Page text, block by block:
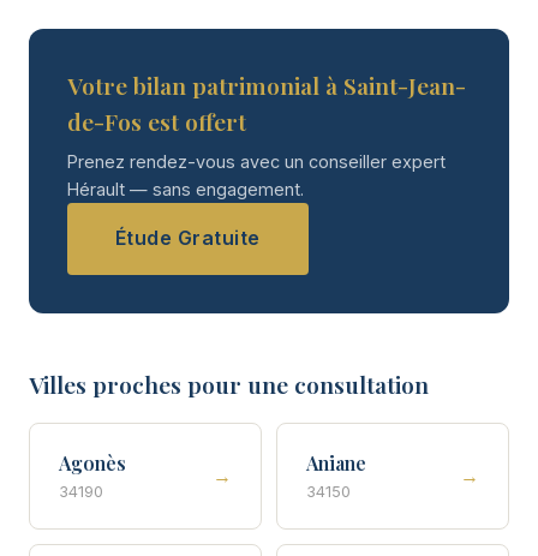
Votre bilan patrimonial à Saint-Jean-
de-Fos est offert
Prenez rendez-vous avec un conseiller expert
Hérault — sans engagement.
Étude Gratuite
Villes proches pour une consultation
Agonès
34190
→
Aniane
34150
→